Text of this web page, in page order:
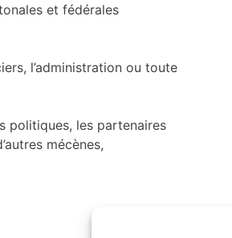
et fédérales
l’administration ou toute
politiques, les partenaires
mécènes,